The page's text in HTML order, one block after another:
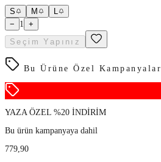
S M
L
−
1 +
Seçim Yapınız
Bu Ürüne Özel Kampanyalar
YAZA ÖZEL %20 İNDİRİM
Bu ürün kampanyaya dahil
779,90